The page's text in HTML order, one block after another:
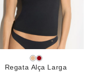
Regata Alça Larga